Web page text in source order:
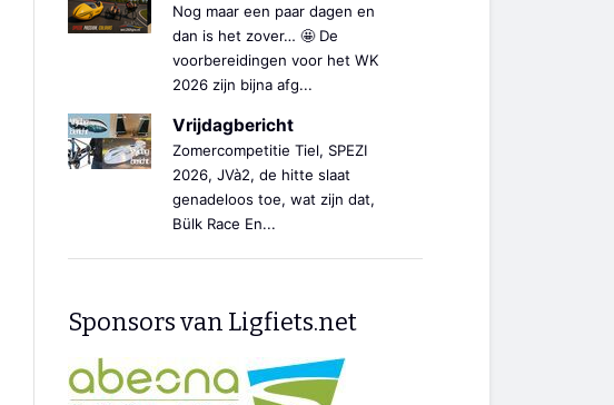
Nog maar een paar dagen en
dan is het zover… 🤩 De
voorbereidingen voor het WK
2026 zijn bijna afg...
Vrijdagbericht
Zomercompetitie Tiel, SPEZI
2026, JVà2, de hitte slaat
genadeloos toe, wat zijn dat,
Bülk Race En...
Sponsors van Ligfiets.net